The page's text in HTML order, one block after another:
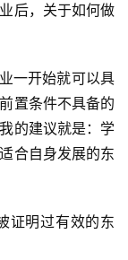
后，关于如何做
一开始就可以具
置条件不具备的
的建议就是：学
合自身发展的东
证明过有效的东